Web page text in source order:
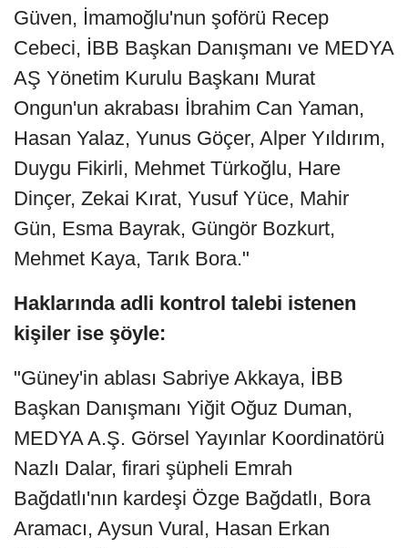
Güven, İmamoğlu'nun şoförü Recep
Cebeci, İBB Başkan Danışmanı ve MEDYA
AŞ Yönetim Kurulu Başkanı Murat
Ongun'un akrabası İbrahim Can Yaman,
Hasan Yalaz, Yunus Göçer, Alper Yıldırım,
Duygu Fikirli, Mehmet Türkoğlu, Hare
Dinçer, Zekai Kırat, Yusuf Yüce, Mahir
Gün, Esma Bayrak, Güngör Bozkurt,
Mehmet Kaya, Tarık Bora."
Haklarında adli kontrol talebi istenen
kişiler ise şöyle:
"Güney'in ablası Sabriye Akkaya, İBB
Başkan Danışmanı Yiğit Oğuz Duman,
MEDYA A.Ş. Görsel Yayınlar Koordinatörü
Nazlı Dalar, firari şüpheli Emrah
Bağdatlı'nın kardeşi Özge Bağdatlı, Bora
Aramacı, Aysun Vural, Hasan Erkan